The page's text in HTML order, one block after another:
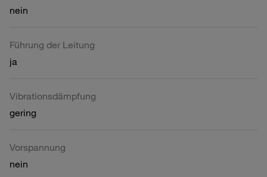
nein
Führung der Leitung
ja
Vibrationsdämpfung
gering
Vorspannung
nein